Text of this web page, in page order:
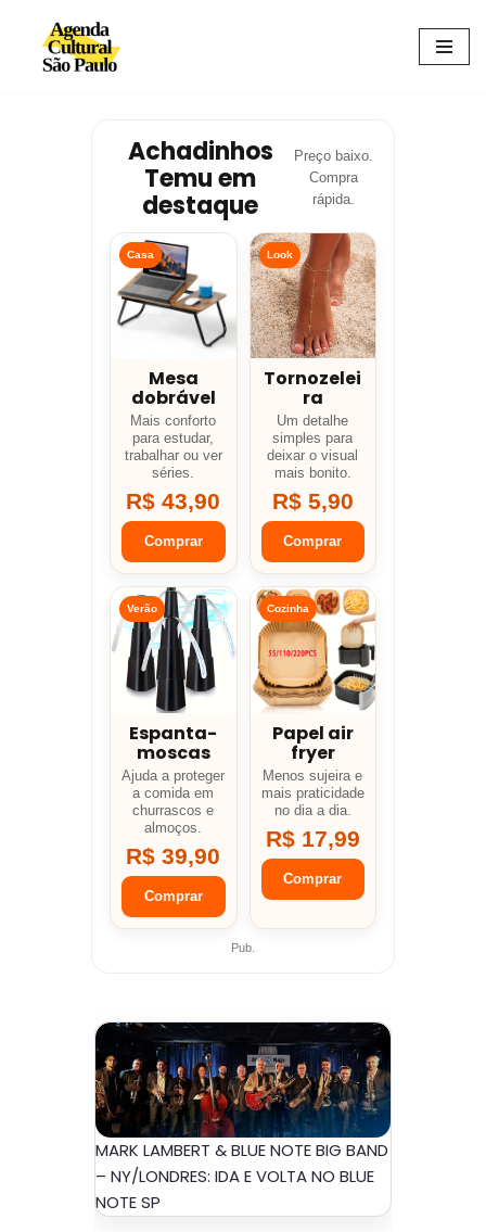
Avançar
Achadinhos
Temu em
destaque
Preço baixo.
Compra
rápida.
Casa
Mesa
dobrável
Mais conforto
para estudar,
trabalhar ou ver
séries.
R$ 43,90
Comprar
Look
Tornozelei
ra
Um detalhe
simples para
deixar o visual
mais bonito.
R$ 5,90
Comprar
Verão
Espanta-
moscas
Ajuda a proteger
a comida em
churrascos e
almoços.
R$ 39,90
Comprar
Cozinha
Papel air
fryer
Menos sujeira e
mais praticidade
no dia a dia.
R$ 17,99
Comprar
Pub.
MARK LAMBERT & BLUE NOTE BIG BAND
– NY/LONDRES: IDA E VOLTA NO BLUE
NOTE SP